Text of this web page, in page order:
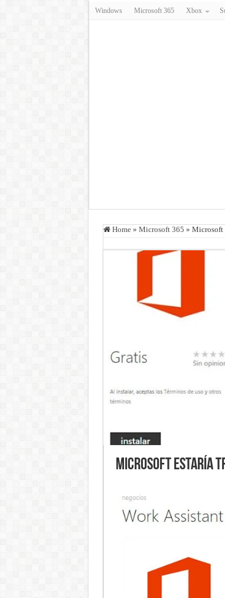
Windows Microsoft 365 Xbox
Home » Microsoft 365 » Microsoft
Microsoft estaría